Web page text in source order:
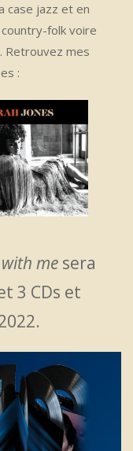
case jazz et en
folk voire
Retrouvez mes
:
me sera
3 CDs et